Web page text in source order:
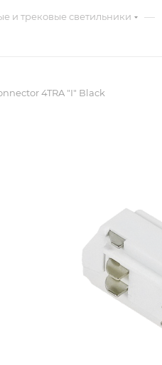
и трековые светильники —
4TRA "I" Вlack